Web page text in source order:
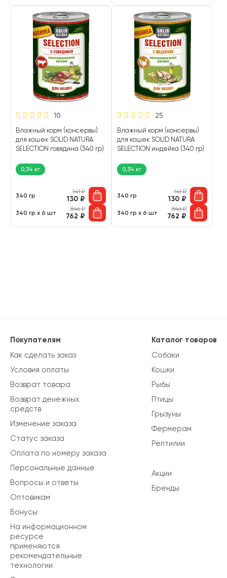
10
Влажный корм (консервы)
для кошек SOLID NATURA
SELECTION говядина (340 гр)
0,34 кг
340 гр
141₽
130 ₽
340 гр х 6 шт
846₽
762 ₽
25
Влажный корм (консервы)
для кошек SOLID NATURA
SELECTION индейка (340 гр)
0,34 кг
340 гр
141₽
130 ₽
340 гр х 6 шт
846₽
762 ₽
Каталог товаров
Собаки
Кошки
Рыбы
Птицы
Грызуны
Фермерам
Рептилии
Акции
Бренды
Покупателям
Как сделать заказ
Условия оплаты
Возврат товара
Возврат денежных
средств
Изменение заказа
Статус заказа
Оплата по номеру заказа
Персональные данные
Вопросы и ответы
Оптовикам
Бонусы
На информационном
ресурсе
применяются
рекомендательные
технологии